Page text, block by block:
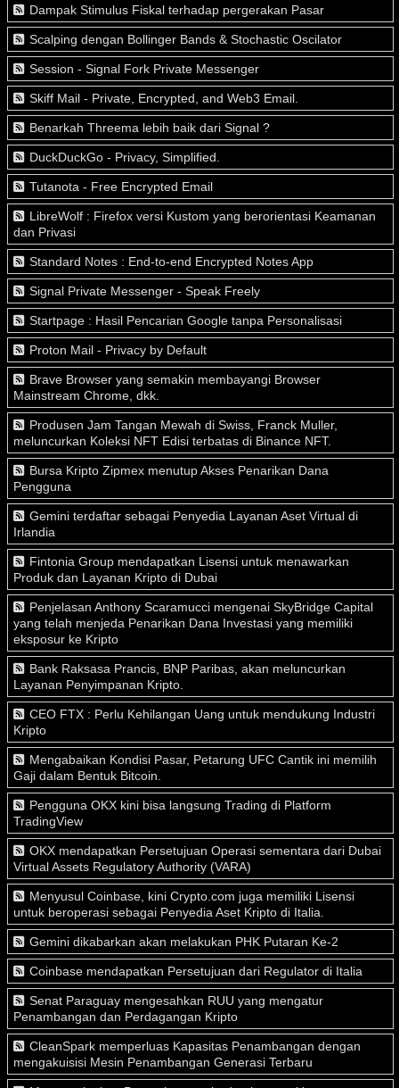
Dampak Stimulus Fiskal terhadap pergerakan Pasar
Scalping dengan Bollinger Bands & Stochastic Oscilator
Session - Signal Fork Private Messenger
Skiff Mail - Private, Encrypted, and Web3 Email.
Benarkah Threema lebih baik dari Signal ?
DuckDuckGo - Privacy, Simplified.
Tutanota - Free Encrypted Email
LibreWolf : Firefox versi Kustom yang berorientasi Keamanan
dan Privasi
Standard Notes : End-to-end Encrypted Notes App
Signal Private Messenger - Speak Freely
Startpage : Hasil Pencarian Google tanpa Personalisasi
Proton Mail - Privacy by Default
Brave Browser yang semakin membayangi Browser
Mainstream Chrome, dkk.
Produsen Jam Tangan Mewah di Swiss, Franck Muller,
meluncurkan Koleksi NFT Edisi terbatas di Binance NFT.
Bursa Kripto Zipmex menutup Akses Penarikan Dana
Pengguna
Gemini terdaftar sebagai Penyedia Layanan Aset Virtual di
Irlandia
Fintonia Group mendapatkan Lisensi untuk menawarkan
Produk dan Layanan Kripto di Dubai
Penjelasan Anthony Scaramucci mengenai SkyBridge Capital
yang telah menjeda Penarikan Dana Investasi yang memiliki
eksposur ke Kripto
Bank Raksasa Prancis, BNP Paribas, akan meluncurkan
Layanan Penyimpanan Kripto.
CEO FTX : Perlu Kehilangan Uang untuk mendukung Industri
Kripto
Mengabaikan Kondisi Pasar, Petarung UFC Cantik ini memilih
Gaji dalam Bentuk Bitcoin.
Pengguna OKX kini bisa langsung Trading di Platform
TradingView
OKX mendapatkan Persetujuan Operasi sementara dari Dubai
Virtual Assets Regulatory Authority (VARA)
Menyusul Coinbase, kini Crypto.com juga memiliki Lisensi
untuk beroperasi sebagai Penyedia Aset Kripto di Italia.
Gemini dikabarkan akan melakukan PHK Putaran Ke-2
Coinbase mendapatkan Persetujuan dari Regulator di Italia
Senat Paraguay mengesahkan RUU yang mengatur
Penambangan dan Perdagangan Kripto
CleanSpark memperluas Kapasitas Penambangan dengan
mengakuisisi Mesin Penambangan Generasi Terbaru